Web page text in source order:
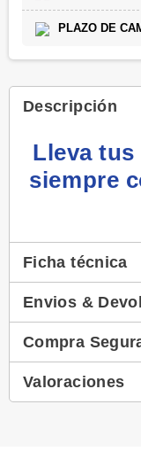
PLAZO DE
Descripción
Lleva
siempre
Ficha técnica
Envios &
Compra
Valoraciones